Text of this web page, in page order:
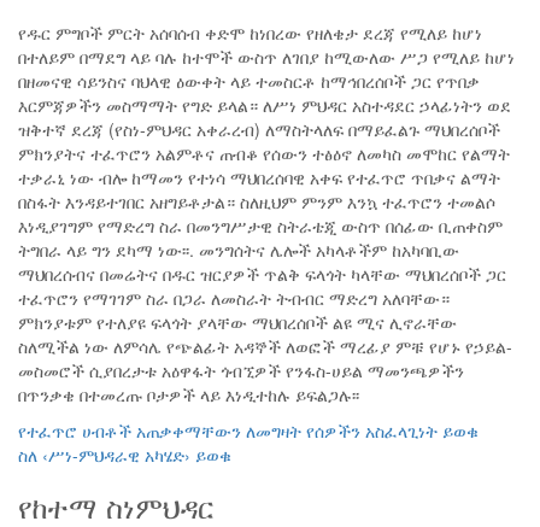
የዱር ምግቦች ምርት አሰባሰብ ቀድሞ ከነበረው የዘለቄታ ደረጃ የሚለይ ከሆነ
በተለይም በማደግ ላይ ባሉ ከተሞች ውስጥ ለገበያ ከሚውለው ሥጋ የሚለይ ከሆነ
በዘመናዊ ሳይንስና ባህላዊ ዕውቀት ላይ ተመስርቶ ከማኅበረሰቦች ጋር የጥበቃ
እርምጃዎችን መስማማት የግድ ይላል። ለሥነ ምህዳር አስተዳደር ኃላፊነትን ወደ
ዝቅተኛ ደረጃ (የስነ-ምህዳር አቀራረብ) ለማስትላለፍ በማይፈልጉ ማህበረሰቦች
ምክንያትና ተፈጥሮን አልምቶና ጠብቆ የሰውን ተፅዕኖ ለመካስ መሞከር የልማት
ተቃራኒ ነው ብሎ ከማመን የተነሳ ማህበረሰባዊ አቀፍ የተፈጥሮ ጥበቃና ልማት
በስፋት እንዳይተገበር አዘግይቶታል። ስለዚህም ምንም እንኳ ተፈጥሮን ተመልሶ
እነዲያገግም የማድረግ ስራ በመንግሥታዊ ስትራቴጂ ውስጥ በሰፊው ቢጠቀስም
ትግበራ ላይ ግን ደካማ ነው፡፡. መንግሰትና ሌሎች አካላቶችም ከአካባቢው
ማህበረሰብና በመሬትና በዱር ዝርያዎች ጥልቅ ፍላጎት ካላቸው ማህበረሰቦች ጋር
ተፈጥሮን የማገገም ስራ በጋራ ለመስራት ትብብር ማድረግ አለባቸው።
ምክንያቱም የተለያዩ ፍላጎት ያላቸው ማህበረሰቦች ልዩ ሚና ሊኖራቸው
ስለሚችል ነው ለምሳሌ የጭልፊት አዳኞች ለወፎች ማረፊያ ምቹ የሆኑ የኃይል-
መስመሮች ሲያበረታቱ አዕዋፋት ጎብኚዎች የንፋስ-ሀይል ማመንጫዎችን
በጥንቃቄ በተመረጡ ቦታዎች ላይ እነዲተከሉ ይፍልጋሉ፡፡
የተፈጥሮ ሀብቶች አጠቃቀማቸውን ለመግዛት የሰዎችን አስፈላጊነት ይወቁ
ስለ ‹ሥነ-ምህዳራዊ አካሄድ› ይወቁ
የከተማ ስነምህዳር